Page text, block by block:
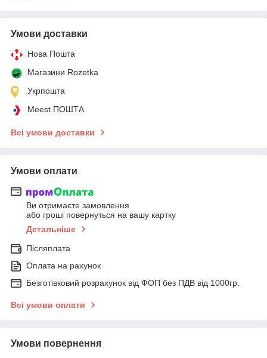
Умови доставки
Нова Пошта
Магазини Rozetka
Укрпошта
Meest ПОШТА
Всі умови доставки
Умови оплати
Ви отримаєте замовлення
або гроші повернуться на вашу картку
Детальніше
Післяплата
Оплата на рахунок
Безготівковий розрахунок від ФОП без ПДВ від 1000гр.
Всі умови оплати
Умови повернення